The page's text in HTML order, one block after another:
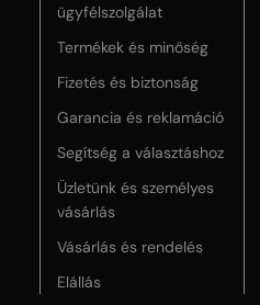
ügyfélszolgálat
Termékek és minőség
Fizetés és biztonság
Garancia és reklamáció
Segítség a választáshoz
Üzletünk és személyes
vásárlás
Vásárlás és rendelés
Elállás